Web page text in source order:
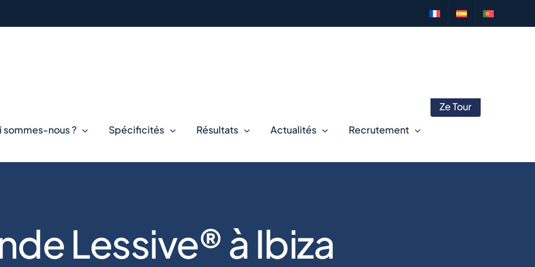
sommes-nous ? Spécificités Résultats Actualités Recrutement
Ze Tour
Lessive® à Ibiza